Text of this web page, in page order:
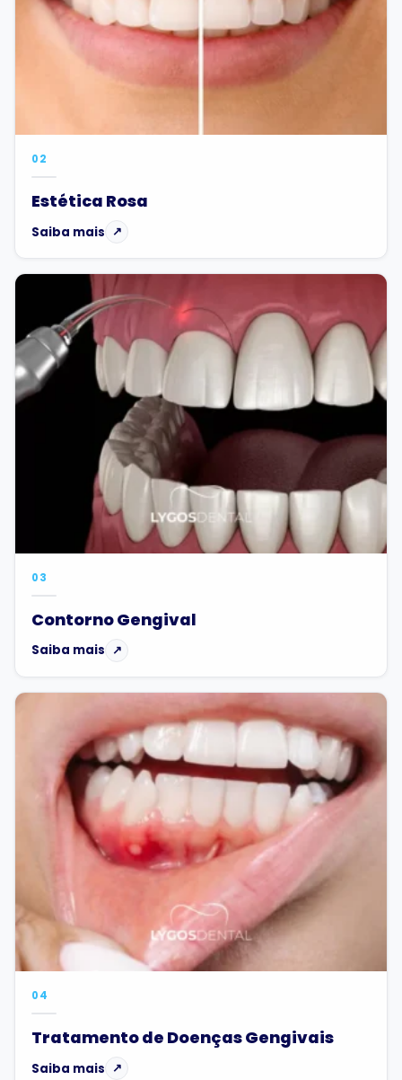
02
Estética Rosa
Saiba mais ↗
03
Contorno Gengival
Saiba mais ↗
04
Tratamento de Doenças Gengivais
Saiba mais ↗